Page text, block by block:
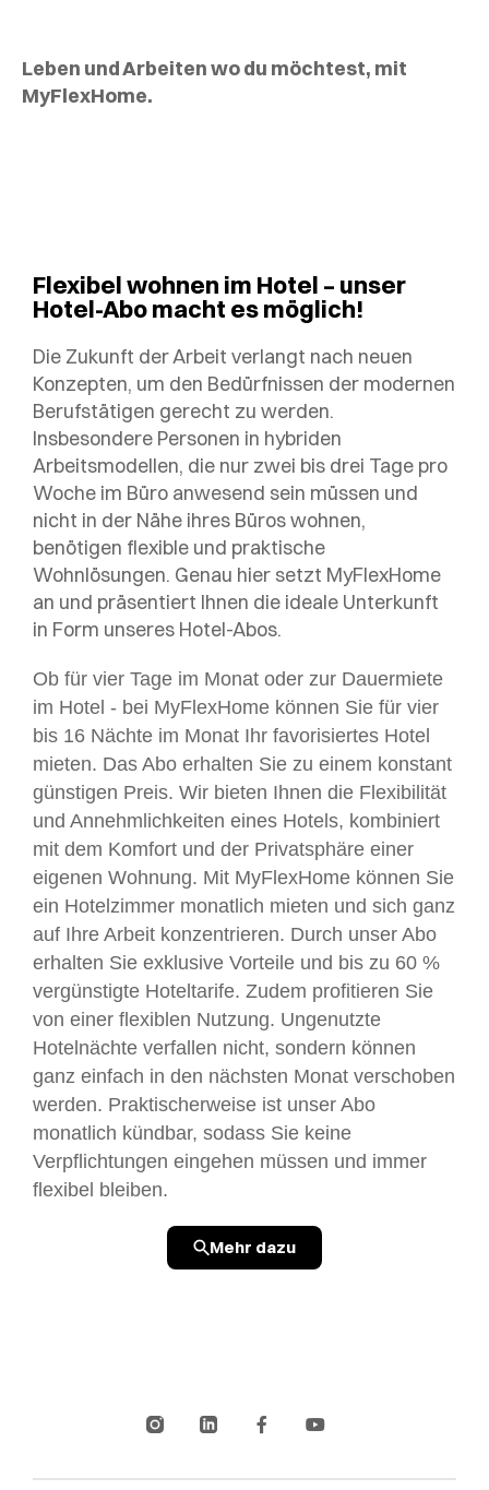
Leben und Arbeiten wo du möchtest, mit
MyFlexHome.
Flexibel wohnen im Hotel – unser
Hotel-Abo macht es möglich!
Die Zukunft der Arbeit verlangt nach neuen
Konzepten, um den Bedürfnissen der modernen
Berufstätigen gerecht zu werden.
Insbesondere Personen in hybriden
Arbeitsmodellen, die nur zwei bis drei Tage pro
Woche im Büro anwesend sein müssen und
nicht in der Nähe ihres Büros wohnen,
benötigen flexible und praktische
Wohnlösungen. Genau hier setzt MyFlexHome
an und präsentiert Ihnen die ideale Unterkunft
in Form unseres Hotel-Abos.
Ob für vier Tage im Monat oder zur Dauermiete
im Hotel - bei MyFlexHome können Sie für vier
bis 16 Nächte im Monat Ihr favorisiertes Hotel
mieten. Das Abo erhalten Sie zu einem konstant
günstigen Preis. Wir bieten Ihnen die Flexibilität
und Annehmlichkeiten eines Hotels, kombiniert
mit dem Komfort und der Privatsphäre einer
eigenen Wohnung. Mit MyFlexHome können Sie
ein Hotelzimmer monatlich mieten und sich ganz
auf Ihre Arbeit konzentrieren. Durch unser Abo
erhalten Sie exklusive Vorteile und bis zu 60 %
vergünstigte Hoteltarife. Zudem profitieren Sie
von einer flexiblen Nutzung. Ungenutzte
Hotelnächte verfallen nicht, sondern können
ganz einfach in den nächsten Monat verschoben
werden. Praktischerweise ist unser Abo
monatlich kündbar, sodass Sie keine
Verpflichtungen eingehen müssen und immer
flexibel bleiben.
Mehr dazu